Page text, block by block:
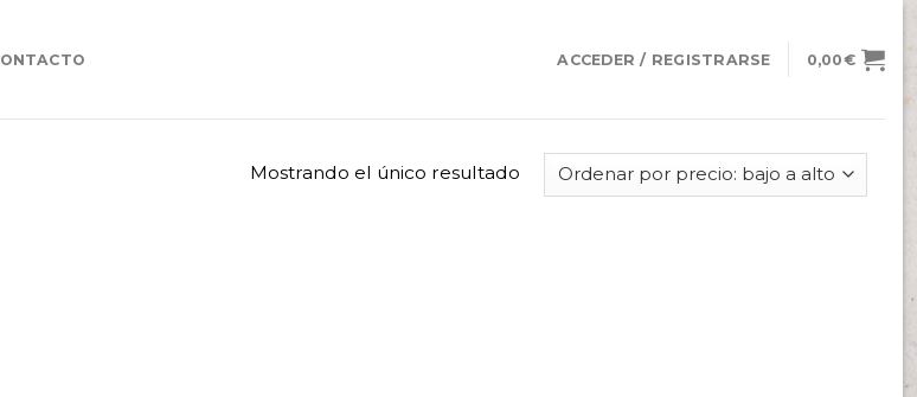
ACCEDER / REGISTRARSE 0,00€
Mostrando el único resultado